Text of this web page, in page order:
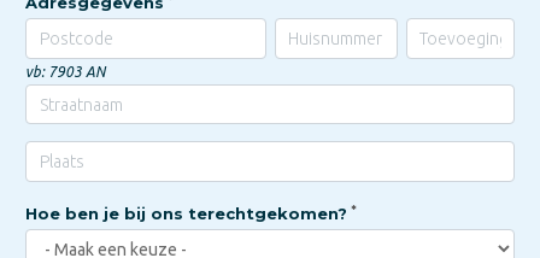
vb: 7903 AN
Hoe ben je bij ons terechtgekomen?